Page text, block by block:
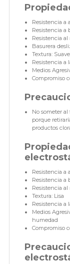
Resistencia a
Resistencia a
Resistencia
Basurera
Textura:
Resistencia a
Medios
Compromiso
No someter
porque
productos
Resistencia a
Resistencia a
Resistencia
Textura: Lisa
Resistencia a
Medios
humedad
Compromiso